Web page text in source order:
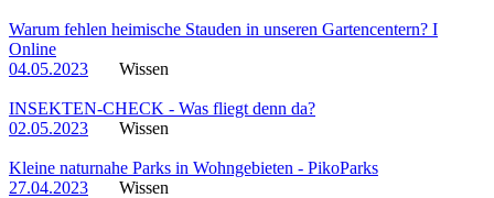
Warum fehlen heimische Stauden in unseren Gartencentern? I
Online
04.05.2023
Wissen
INSEKTEN-CHECK - Was fliegt denn da?
02.05.2023
Wissen
Kleine naturnahe Parks in Wohngebieten - PikoParks
27.04.2023
Wissen